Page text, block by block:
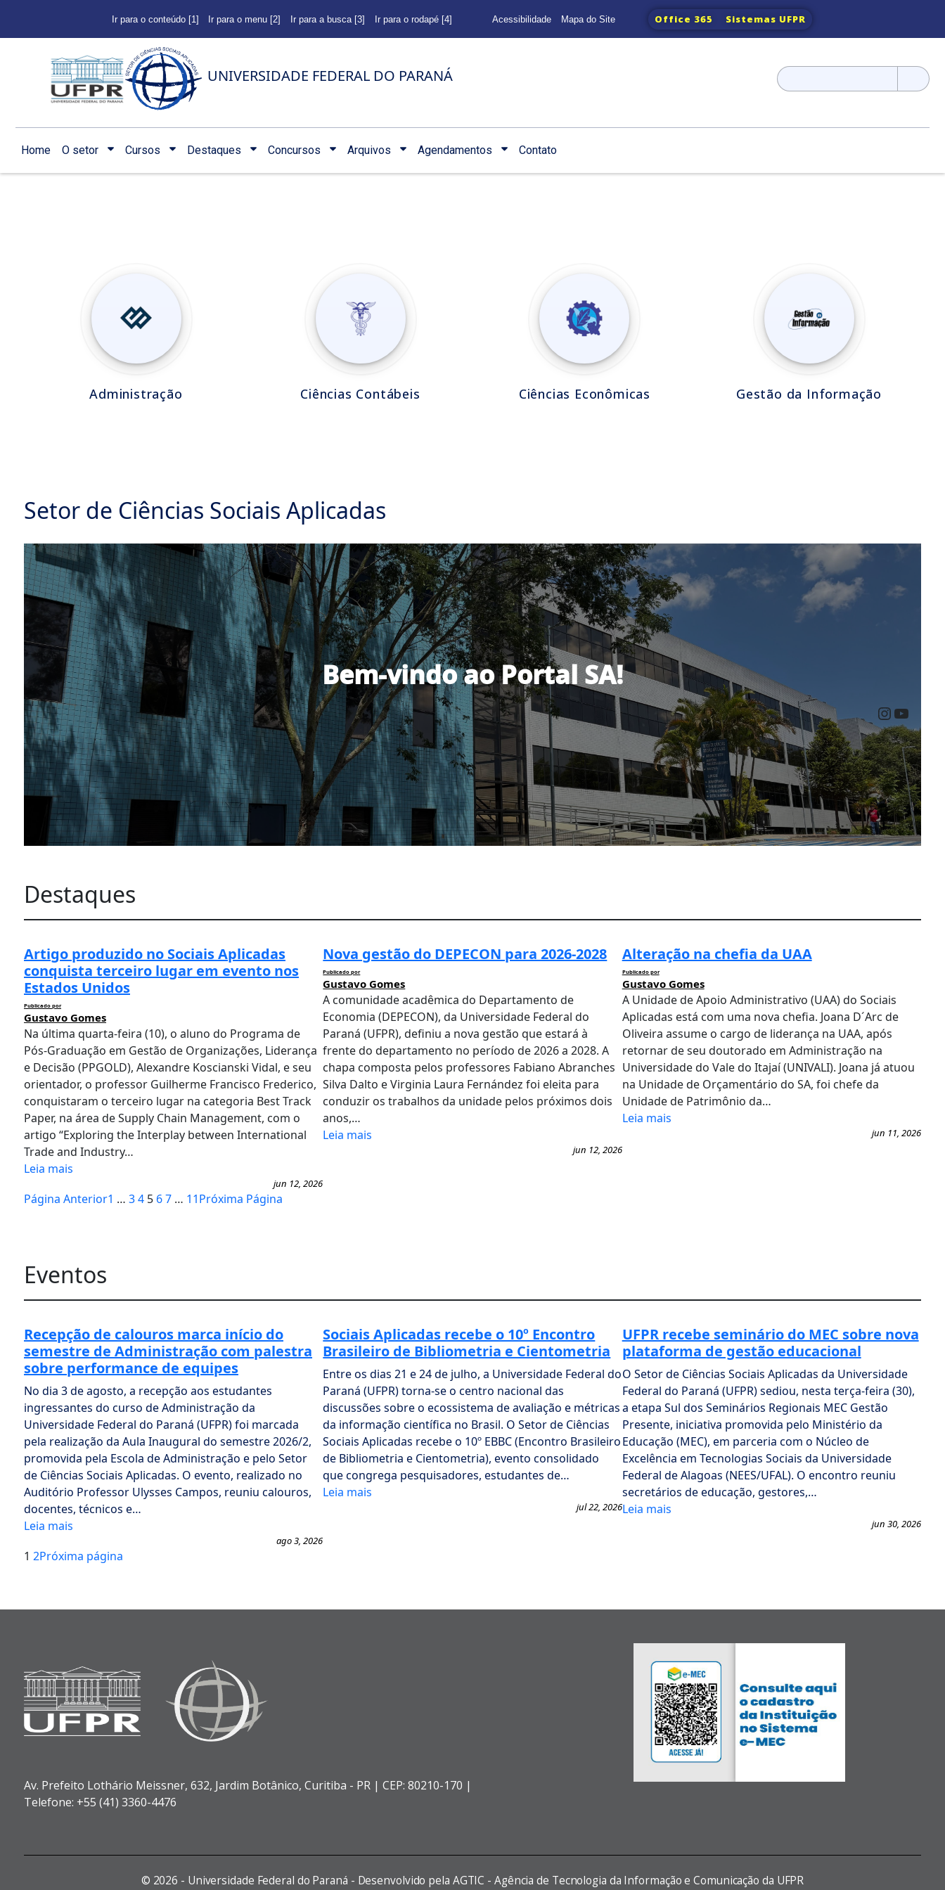
Ir para o conteúdo [1] Ir para o menu [2] Ir para a busca [3] Ir para o rodapé [4] Acessibilidade Mapa do Site Office 365 Sistemas UFPR
UNIVERSIDADE FEDERAL DO PARANÁ
Pesquisar
por:
Home O setor Cursos Destaques Concursos Arquivos Agendamentos Contato
Administração Ciências Contábeis Ciências Econômicas Gestão da Informação
Setor de Ciências Sociais Aplicadas
Bem-vindo ao Portal SA!
Destaques
Artigo produzido no Sociais Aplicadas
conquista terceiro lugar em evento nos
Estados Unidos
Publicado por
Gustavo Gomes
Na última quarta-feira (10), o aluno do Programa de
Pós-Graduação em Gestão de Organizações, Liderança
e Decisão (PPGOLD), Alexandre Koscianski Vidal, e seu
orientador, o professor Guilherme Francisco Frederico,
conquistaram o terceiro lugar na categoria Best Track
Paper, na área de Supply Chain Management, com o
artigo “Exploring the Interplay between International
Trade and Industry…
Leia mais
jun 12, 2026
Nova gestão do DEPECON para 2026-2028
Publicado por
Gustavo Gomes
A comunidade acadêmica do Departamento de
Economia (DEPECON), da Universidade Federal do
Paraná (UFPR), definiu a nova gestão que estará à
frente do departamento no período de 2026 a 2028. A
chapa composta pelos professores Fabiano Abranches
Silva Dalto e Virginia Laura Fernández foi eleita para
conduzir os trabalhos da unidade pelos próximos dois
anos,…
Leia mais
jun 12, 2026
Alteração na chefia da UAA
Publicado por
Gustavo Gomes
A Unidade de Apoio Administrativo (UAA) do Sociais
Aplicadas está com uma nova chefia. Joana D´Arc de
Oliveira assume o cargo de liderança na UAA, após
retornar de seu doutorado em Administração na
Universidade do Vale do Itajaí (UNIVALI). Joana já atuou
na Unidade de Orçamentário do SA, foi chefe da
Unidade de Patrimônio da…
Leia mais
jun 11, 2026
Página Anterior1 … 34 5 67 … 11Próxima Página
Eventos
Recepção de calouros marca início do
semestre de Administração com palestra
sobre performance de equipes
No dia 3 de agosto, a recepção aos estudantes
ingressantes do curso de Administração da
Universidade Federal do Paraná (UFPR) foi marcada
pela realização da Aula Inaugural do semestre 2026/2,
promovida pela Escola de Administração e pelo Setor
de Ciências Sociais Aplicadas. O evento, realizado no
Auditório Professor Ulysses Campos, reuniu calouros,
docentes, técnicos e…
Leia mais
ago 3, 2026
Sociais Aplicadas recebe o 10º Encontro
Brasileiro de Bibliometria e Cientometria
Entre os dias 21 e 24 de julho, a Universidade Federal do
Paraná (UFPR) torna-se o centro nacional das
discussões sobre o ecossistema de avaliação e métricas
da informação científica no Brasil. O Setor de Ciências
Sociais Aplicadas recebe o 10º EBBC (Encontro Brasileiro
de Bibliometria e Cientometria), evento consolidado
que congrega pesquisadores, estudantes de…
Leia mais
jul 22, 2026
UFPR recebe seminário do MEC sobre nova
plataforma de gestão educacional
O Setor de Ciências Sociais Aplicadas da Universidade
Federal do Paraná (UFPR) sediou, nesta terça-feira (30),
a etapa Sul dos Seminários Regionais MEC Gestão
Presente, iniciativa promovida pelo Ministério da
Educação (MEC), em parceria com o Núcleo de
Excelência em Tecnologias Sociais da Universidade
Federal de Alagoas (NEES/UFAL). O encontro reuniu
secretários de educação, gestores,…
Leia mais
jun 30, 2026
1 2Próxima página
Av. Prefeito Lothário Meissner, 632, Jardim Botânico, Curitiba - PR | CEP: 80210-170 |
Telefone: +55 (41) 3360-4476
© 2026 - Universidade Federal do Paraná - Desenvolvido pela AGTIC - Agência de Tecnologia da Informação e Comunicação da UFPR